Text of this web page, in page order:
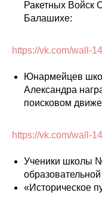
Ракетных Войск
Балашихе:
https://vk.com/wall-
Юнармейцев
Александра
поисковом
https://vk.com/wall-
Ученики школы
«Историческое